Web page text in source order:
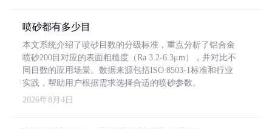
喷砂都有多少目
本文系统介绍了喷砂目数的分级标准，重点分析了铝合金
喷砂200目对应的表面粗糙度（Ra 3.2-6.3μm），并对比不
同目数的应用场景。数据来源包括ISO 8503-1标准和行业
实践，帮助用户根据需求选择合适的喷砂参数。
2026年8月4日